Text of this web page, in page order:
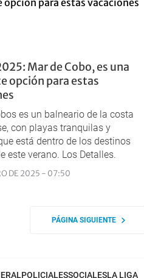
Mar de Cobo, es una
opción para estas
es un balneario de la costa
con playas tranquilas y
está dentro de los destinos
este verano. Los Detalles.
DE 2025 - 07:50
PÁGINA SIGUIENTE
POLICIALESSOCIALESLA LIGA